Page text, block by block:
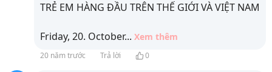
TRẺ EM HÀNG ĐẦU TRÊN THẾ GIỚI VÀ VIỆT NAM
Friday, 20. October... Xem thêm
20 năm trước Trả lời 0